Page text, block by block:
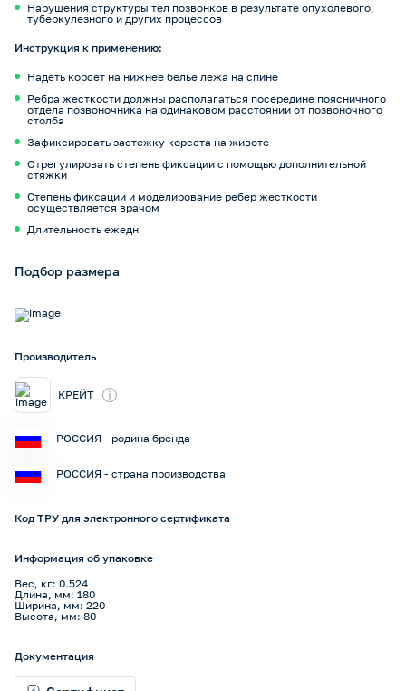
Нарушения структуры тел позвонков в результате опухолевого,
туберкулезного и других процессов
Инструкция к применению:
Надеть корсет на нижнее белье лежа на спине
Ребра жесткости должны располагаться посередине поясничного
отдела позвоночника на одинаковом расстоянии от позвоночного
столба
Зафиксировать застежку корсета на животе
Отрегулировать степень фиксации с помощью дополнительной
стяжки
Степень фиксации и моделирование ребер жесткости
осуществляется врачом
Длительность ежедн
Подбор размера
Производитель
КРЕЙТ i
РОССИЯ - родина бренда
РОССИЯ - страна производства
Код ТРУ для электронного сертификата
Информация об упаковке
Вес, кг: 0.524
Длина, мм: 180
Ширина, мм: 220
Высота, мм: 80
Документация